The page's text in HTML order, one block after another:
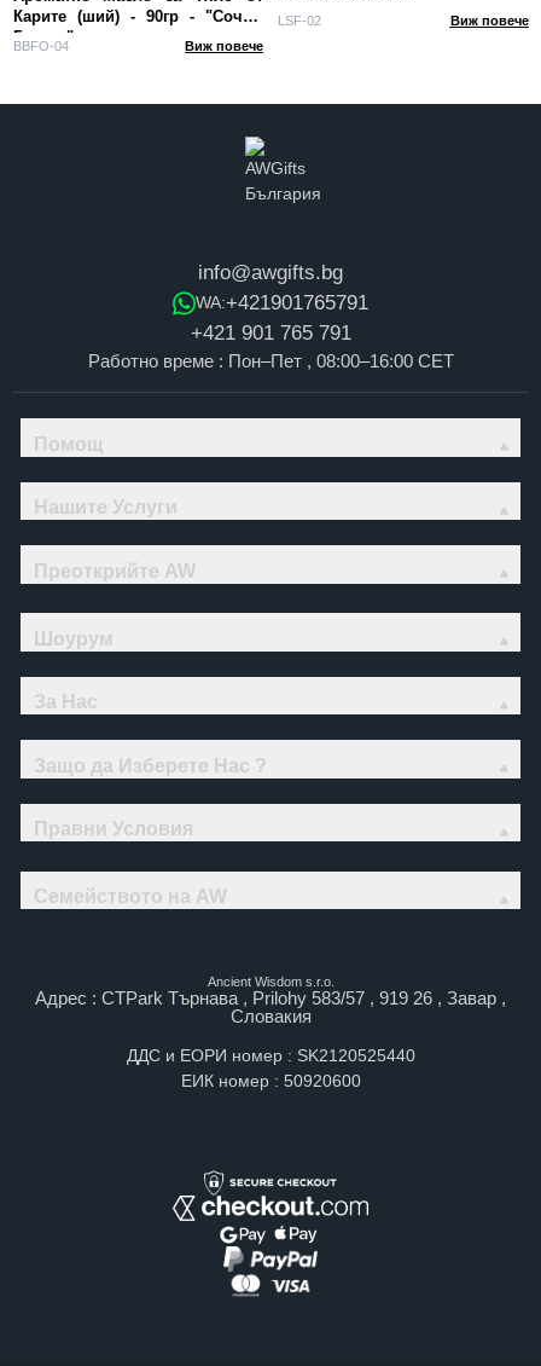
Карите (ший) - 90гр - "Сочно
Грозде"
BBFO-04 Виж повече
LSF-02 Виж повече
info@awgifts.bg
WA:+421901765791
+421 901 765 791
Работно време : Пон–Пет , 08:00–16:00 CET
Помощ
Нашите Услуги
Преоткрийте AW
Шоурум
За Нас
Защо да Изберете Нас ?
Правни Условия
Семейството на AW
Ancient Wisdom s.r.o.
Адрес : CTPark Търнава , Prilohy 583/57 , 919 26 , Завар ,
Словакия
ДДС и ЕОРИ номер : SK2120525440
ЕИК номер : 50920600